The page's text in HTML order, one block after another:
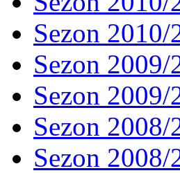
Sezon
Sezon 2009/
Sezon
Sezon 2008/
Sezon